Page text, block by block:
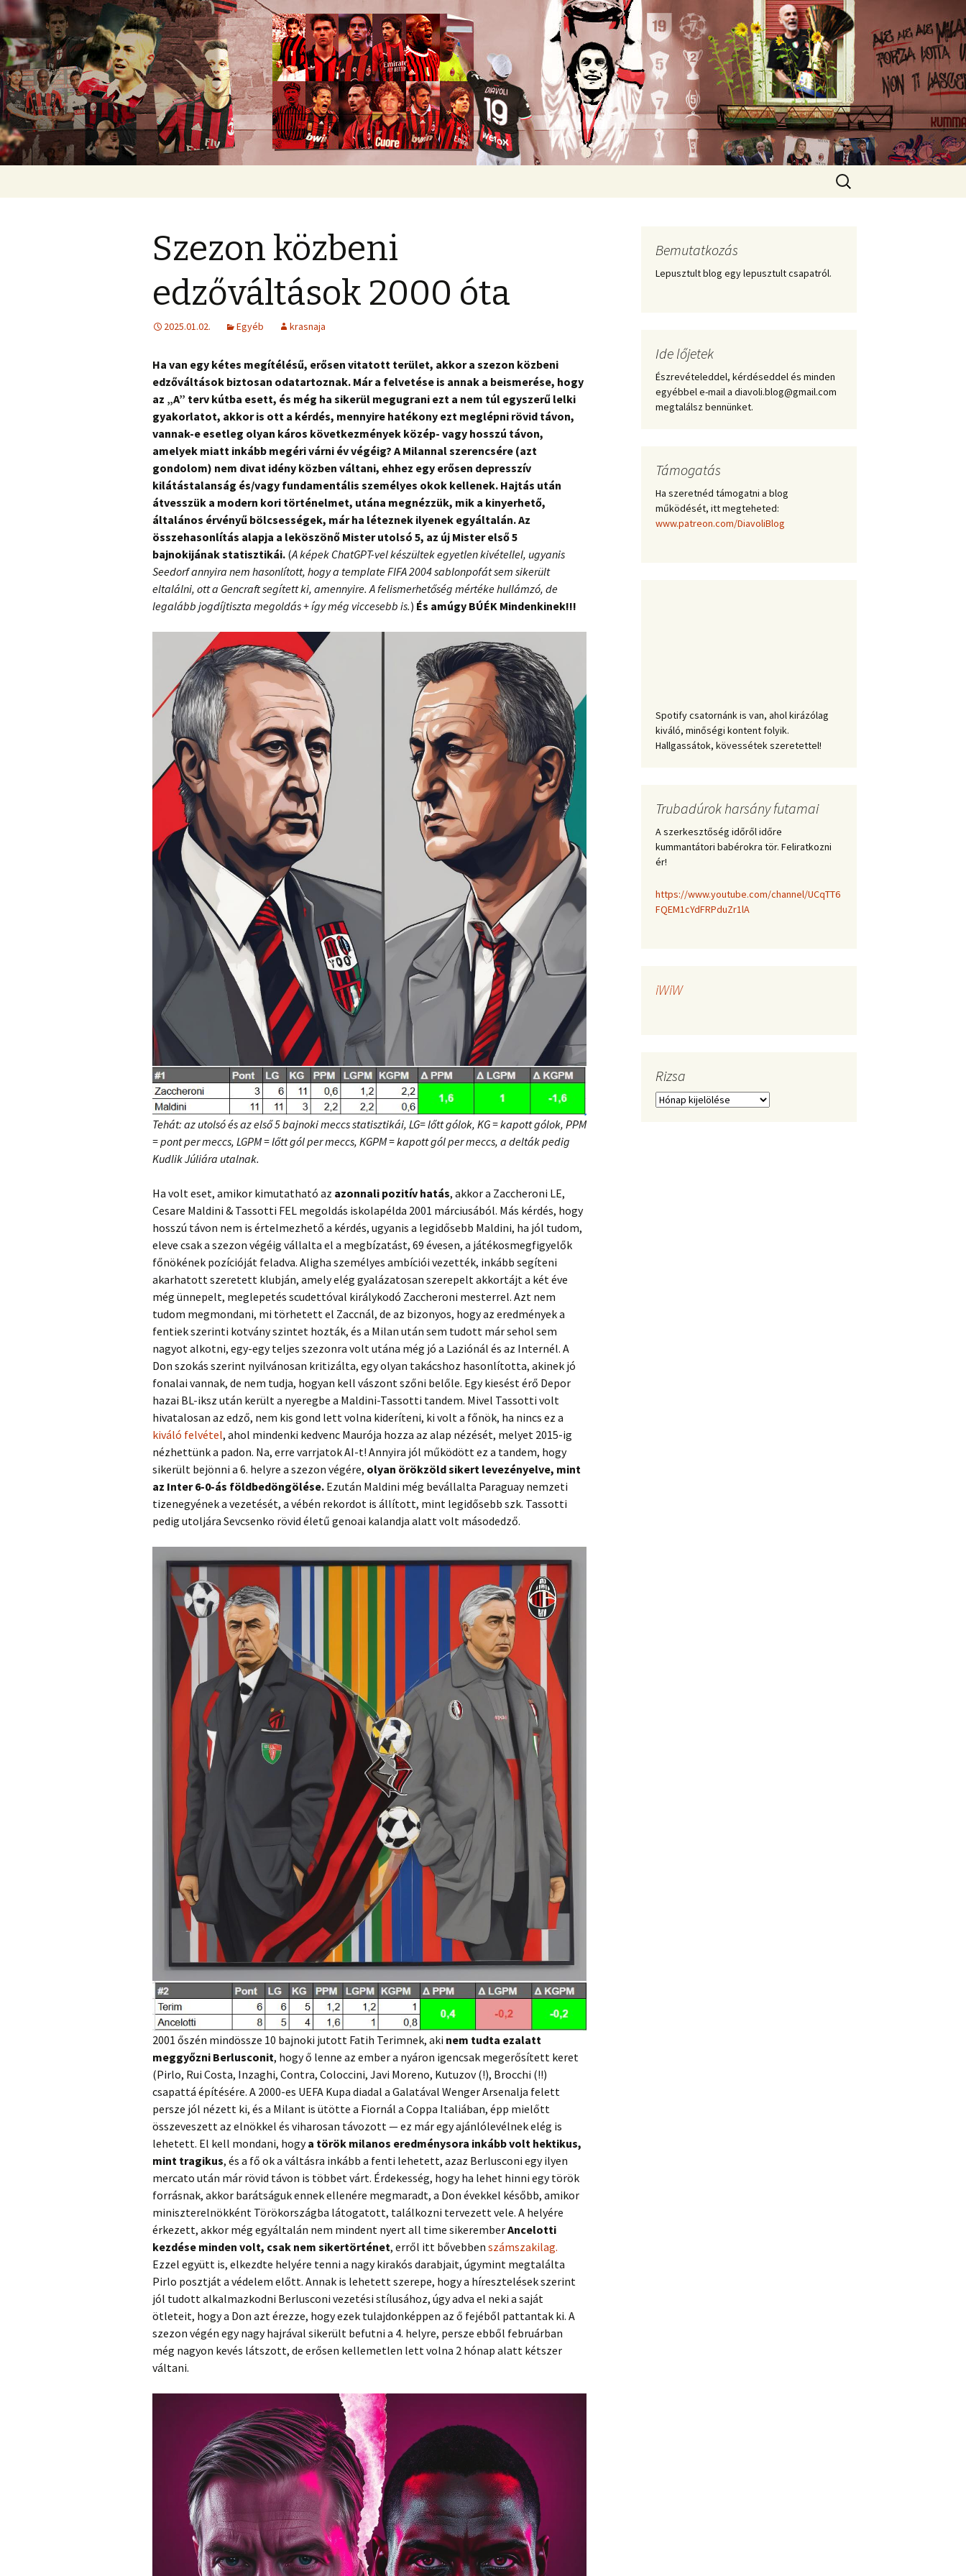
diavoli
Romokban heverő blog egy romokban heverő csapatról.
Keresés:
Szezon közbeni
edzőváltások 2000 óta
2025.01.02. Egyéb krasnaja
Ha van egy kétes megítélésű, erősen vitatott terület, akkor a szezon közbeni
edzőváltások biztosan odatartoznak. Már a felvetése is annak a beismerése, hogy
az „A” terv kútba esett, és még ha sikerül megugrani ezt a nem túl egyszerű lelki
gyakorlatot, akkor is ott a kérdés, mennyire hatékony ezt meglépni rövid távon,
vannak-e esetleg olyan káros következmények közép- vagy hosszú távon,
amelyek miatt inkább megéri várni év végéig? A Milannal szerencsére (azt
gondolom) nem divat idény közben váltani, ehhez egy erősen depresszív
kilátástalanság és/vagy fundamentális személyes okok kellenek. Hajtás után
átvesszük a modern kori történelmet, utána megnézzük, mik a kinyerhető,
általános érvényű bölcsességek, már ha léteznek ilyenek egyáltalán. Az
összehasonlítás alapja a leköszönő Mister utolsó 5, az új Mister első 5
bajnokijának statisztikái. (A képek ChatGPT-vel készültek egyetlen kivétellel, ugyanis
Seedorf annyira nem hasonlított, hogy a template FIFA 2004 sablonpofát sem sikerült
eltalálni, ott a Gencraft segített ki, amennyire. A felismerhetőség mértéke hullámzó, de
legalább jogdíjtiszta megoldás + így még viccesebb is.) És amúgy BÚÉK Mindenkinek!!!
Tehát: az utolsó és az első 5 bajnoki meccs statisztikái, LG= lőtt gólok, KG = kapott gólok, PPM
= pont per meccs, LGPM = lőtt gól per meccs, KGPM = kapott gól per meccs, a delták pedig
Kudlik Júliára utalnak.
Ha volt eset, amikor kimutatható az azonnali pozitív hatás, akkor a Zaccheroni LE,
Cesare Maldini & Tassotti FEL megoldás iskolapélda 2001 márciusából. Más kérdés, hogy
hosszú távon nem is értelmezhető a kérdés, ugyanis a legidősebb Maldini, ha jól tudom,
eleve csak a szezon végéig vállalta el a megbízatást, 69 évesen, a játékosmegfigyelők
főnökének pozícióját feladva. Aligha személyes ambíciói vezették, inkább segíteni
akarhatott szeretett klubján, amely elég gyalázatosan szerepelt akkortájt a két éve
még ünnepelt, meglepetés scudettóval királykodó Zaccheroni mesterrel. Azt nem
tudom megmondani, mi törhetett el Zaccnál, de az bizonyos, hogy az eredmények a
fentiek szerinti kotvány szintet hozták, és a Milan után sem tudott már sehol sem
nagyot alkotni, egy-egy teljes szezonra volt utána még jó a Laziónál és az Internél. A
Don szokás szerint nyilvánosan kritizálta, egy olyan takácshoz hasonlította, akinek jó
fonalai vannak, de nem tudja, hogyan kell vászont szőni belőle. Egy kiesést érő Depor
hazai BL-iksz után került a nyeregbe a Maldini-Tassotti tandem. Mivel Tassotti volt
hivatalosan az edző, nem kis gond lett volna kideríteni, ki volt a főnök, ha nincs ez a
kiváló felvétel, ahol mindenki kedvenc Maurója hozza az alap nézését, melyet 2015-ig
nézhettünk a padon. Na, erre varrjatok AI-t! Annyira jól működött ez a tandem, hogy
sikerült bejönni a 6. helyre a szezon végére, olyan örökzöld sikert levezényelve, mint
az Inter 6-0-ás földbedöngölése. Ezután Maldini még bevállalta Paraguay nemzeti
tizenegyének a vezetését, a vébén rekordot is állított, mint legidősebb szk. Tassotti
pedig utoljára Sevcsenko rövid életű genoai kalandja alatt volt másodedző.
2001 őszén mindössze 10 bajnoki jutott Fatih Terimnek, aki nem tudta ezalatt
meggyőzni Berlusconit, hogy ő lenne az ember a nyáron igencsak megerősített keret
(Pirlo, Rui Costa, Inzaghi, Contra, Coloccini, Javi Moreno, Kutuzov (!), Brocchi (!!)
csapattá építésére. A 2000-es UEFA Kupa diadal a Galatával Wenger Arsenalja felett
persze jól nézett ki, és a Milant is ütötte a Fiornál a Coppa Italiában, épp mielőtt
összeveszett az elnökkel és viharosan távozott — ez már egy ajánlólevélnek elég is
lehetett. El kell mondani, hogya török milanos eredménysora inkább volt hektikus,
mint tragikus, és a fő ok a váltásra inkább a fenti lehetett, azaz Berlusconi egy ilyen
mercato után már rövid távon is többet várt. Érdekesség, hogy ha lehet hinni egy török
forrásnak, akkor barátságuk ennek ellenére megmaradt, a Don évekkel később, amikor
miniszterelnökként Törökországba látogatott, találkozni tervezett vele. A helyére
érkezett, akkor még egyáltalán nem mindent nyert all time sikeremberAncelotti
kezdése minden volt, csak nem sikertörténet, erről itt bővebben számszakilag.
Ezzel együtt is, elkezdte helyére tenni a nagy kirakós darabjait, úgymint megtalálta
Pirlo posztját a védelem előtt. Annak is lehetett szerepe, hogy a híresztelések szerint
jól tudott alkalmazkodni Berlusconi vezetési stílusához, úgy adva el neki a saját
ötleteit, hogy a Don azt érezze, hogy ezek tulajdonképpen az ő fejéből pattantak ki. A
szezon végén egy nagy hajrával sikerült befutni a 4. helyre, persze ebből februárban
még nagyon kevés látszott, de erősen kellemetlen lett volna 2 hónap alatt kétszer
váltani.
Bemutatkozás
Lepusztult blog egy lepusztult csapatról.
Ide lőjetek
Észrevételeddel, kérdéseddel és minden
egyébbel e-mail a diavoli.blog@gmail.com
megtalálsz bennünket.
Támogatás
Ha szeretnéd támogatni a blog
működését, itt megteheted:
www.patreon.com/DiavoliBlog
Spotify csatornánk is van, ahol kirázólag
kiváló, minőségi kontent folyik.
Hallgassátok, kövessétek szeretettel!
Trubadúrok harsány futamai
A szerkesztőség időről időre
kummantátori babérokra tör. Feliratkozni
ér!
https://www.youtube.com/channel/UCqTT6
FQEM1cYdFRPduZr1lA
iWiW
Rizsa
Rizsa